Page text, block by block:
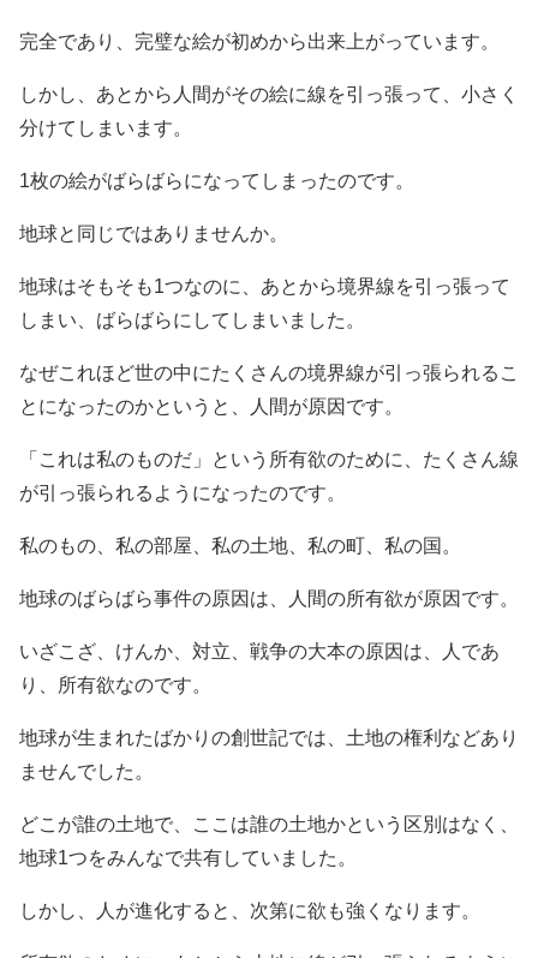
完全であり、完璧な絵が初めから出来上がっています。
しかし、あとから人間がその絵に線を引っ張って、小さく
分けてしまいます。
1枚の絵がばらばらになってしまったのです。
地球と同じではありませんか。
地球はそもそも1つなのに、あとから境界線を引っ張って
しまい、ばらばらにしてしまいました。
なぜこれほど世の中にたくさんの境界線が引っ張られるこ
とになったのかというと、人間が原因です。
「これは私のものだ」という所有欲のために、たくさん線
が引っ張られるようになったのです。
私のもの、私の部屋、私の土地、私の町、私の国。
地球のばらばら事件の原因は、人間の所有欲が原因です。
いざこざ、けんか、対立、戦争の大本の原因は、人であ
り、所有欲なのです。
地球が生まれたばかりの創世記では、土地の権利などあり
ませんでした。
どこが誰の土地で、ここは誰の土地かという区別はなく、
地球1つをみんなで共有していました。
しかし、人が進化すると、次第に欲も強くなります。